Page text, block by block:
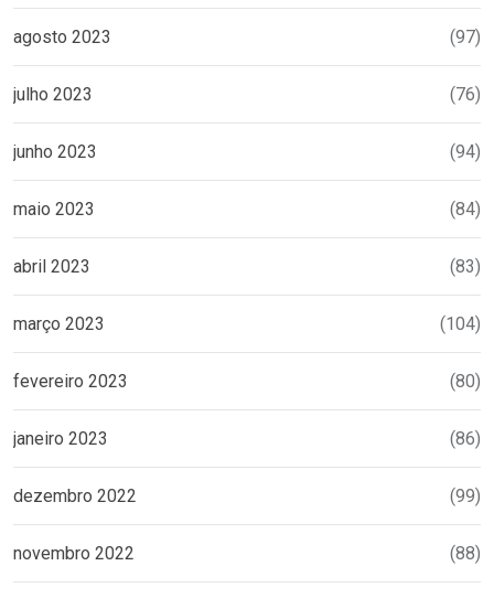
agosto 2023 (97)
julho 2023 (76)
junho 2023 (94)
maio 2023 (84)
abril 2023 (83)
março 2023 (104)
fevereiro 2023 (80)
janeiro 2023 (86)
dezembro 2022 (99)
novembro 2022 (88)